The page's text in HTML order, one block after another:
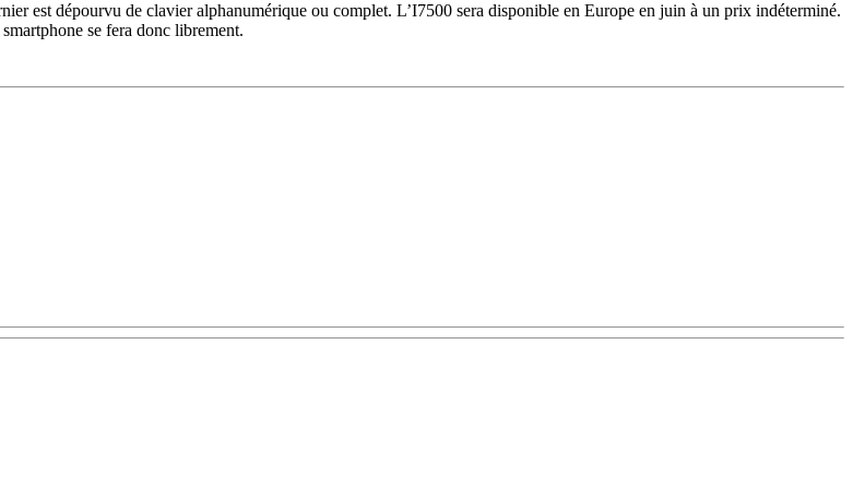
est dépourvu de clavier alphanumérique ou complet. L’I7500 sera disponible en Europe en juin à un prix indéterminé.
se fera donc librement.